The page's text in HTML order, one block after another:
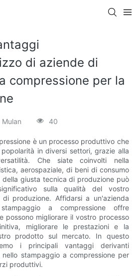
di aziende di
compressione per la
Mulan 40
è un processo produttivo che
in diversi settori, grazie alla
Che siate coinvolti nella
aerospaziale, di beni di consumo
giusta tecnica di produzione può
sulla qualità del vostro
produzione. Affidarsi a un'azienda
a compressione offre
possono migliorare il vostro processo
migliorare le prestazioni e la
prodotto sul mercato. In questo
i principali vantaggi derivanti
stampaggio a compressione per
produttivi.